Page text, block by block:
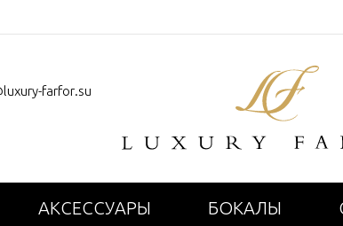
farfor.su
АКСЕССУАРЫ БОКАЛЫ